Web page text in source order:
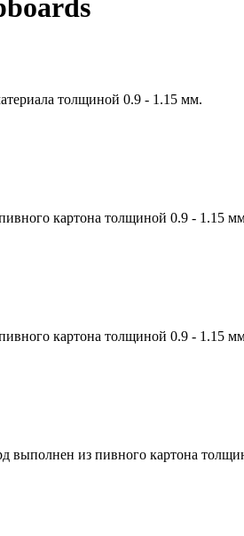
толщиной 0.9 - 1.15 мм.
картона толщиной 0.9 - 1.15
картона толщиной 0.9 - 1.15
выполнен из пивного картона